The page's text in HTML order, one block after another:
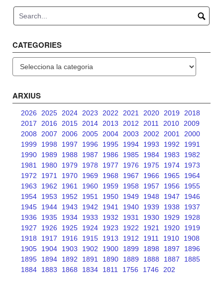
CATEGORIES
ARXIUS
2026 2025 2024 2023 2022 2021 2020 2019
2018
2017
2016 2015 2014 2013 2012 2011 2010
2009
2008
2007 2006 2005 2004 2003 2002 2001
2000
1999
1998 1997 1996 1995 1994 1993 1992
1991
1990
1989 1988 1987 1986 1985 1984 1983
1982
1981
1980 1979 1978 1977 1976 1975 1974
1973
1972
1971 1970 1969 1968 1967 1966 1965
1964
1963
1962 1961 1960 1959 1958 1957 1956
1955
1954
1953 1952 1951 1950 1949 1948 1947
1946
1945
1944 1943 1942 1941 1940 1939 1938
1937
1936
1935 1934 1933 1932 1931 1930 1929
1928
1927
1926 1925 1924 1923 1922 1921 1920
1919
1918
1917 1916 1915 1913 1912 1911 1910
1908
1905
1904 1903 1902 1900 1899 1898 1897
1896
1895
1894 1892 1891 1890 1889 1888 1887
1885
1884
1883 1868 1834 1811 1756 1746 202